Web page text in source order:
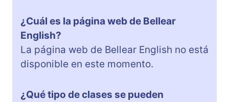
¿Cuál es la página web de Bellear
English?
La página web de Bellear English no está
disponible en este momento.
¿Qué tipo de clases se pueden